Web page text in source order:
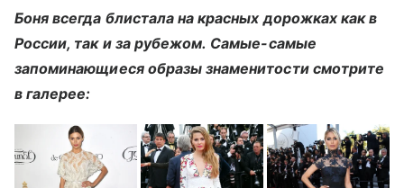
Боня всегда блистала на красных дорожках как в
России, так и за рубежом. Самые-самые
запоминающиеся образы знаменитости смотрите
в галерее: